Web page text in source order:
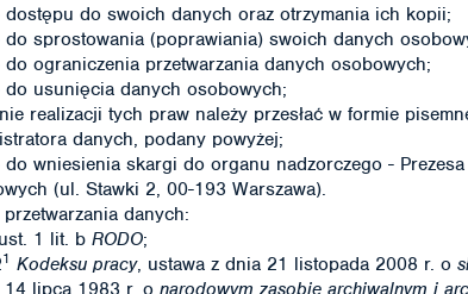
dostępu do swoich danych oraz otrzymania ich kopii;
do sprostowania (poprawiania) swoich danych
do ograniczenia przetwarzania danych osobowych;
do usunięcia danych osobowych;
realizacji tych praw należy przesłać w formie
danych, podany powyżej;
do wniesienia skargi do organu nadzorczego -
(ul. Stawki 2, 00-193 Warszawa).
danych:
1 lit. b RODO;
1 Kodeksu pracy, ustawa z dnia 21 listopada 2008 r. o
14 lipca 1983 r. o narodowym zasobie archiwalnym i